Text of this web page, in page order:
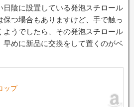
日陰に設置している発泡スチロール
つ場合もありますけど、手で触っ
ようでしたら、その発泡スチロール
早めに新品に交換をして置くのがベ
ップ